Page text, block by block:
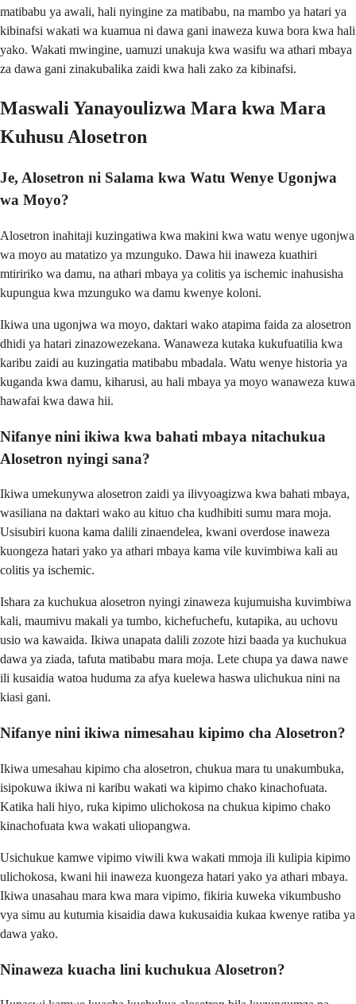
matibabu ya awali, hali nyingine za matibabu, na mambo ya hatari ya
kibinafsi wakati wa kuamua ni dawa gani inaweza kuwa bora kwa hali
yako. Wakati mwingine, uamuzi unakuja kwa wasifu wa athari mbaya
za dawa gani zinakubalika zaidi kwa hali zako za kibinafsi.
Maswali Yanayoulizwa Mara kwa Mara
Kuhusu Alosetron
Je, Alosetron ni Salama kwa Watu Wenye Ugonjwa
wa Moyo?
Alosetron inahitaji kuzingatiwa kwa makini kwa watu wenye ugonjwa
wa moyo au matatizo ya mzunguko. Dawa hii inaweza kuathiri
mtiririko wa damu, na athari mbaya ya colitis ya ischemic inahusisha
kupungua kwa mzunguko wa damu kwenye koloni.
Ikiwa una ugonjwa wa moyo, daktari wako atapima faida za alosetron
dhidi ya hatari zinazowezekana. Wanaweza kutaka kukufuatilia kwa
karibu zaidi au kuzingatia matibabu mbadala. Watu wenye historia ya
kuganda kwa damu, kiharusi, au hali mbaya ya moyo wanaweza kuwa
hawafai kwa dawa hii.
Nifanye nini ikiwa kwa bahati mbaya nitachukua
Alosetron nyingi sana?
Ikiwa umekunywa alosetron zaidi ya ilivyoagizwa kwa bahati mbaya,
wasiliana na daktari wako au kituo cha kudhibiti sumu mara moja.
Usisubiri kuona kama dalili zinaendelea, kwani overdose inaweza
kuongeza hatari yako ya athari mbaya kama vile kuvimbiwa kali au
colitis ya ischemic.
Ishara za kuchukua alosetron nyingi zinaweza kujumuisha kuvimbiwa
kali, maumivu makali ya tumbo, kichefuchefu, kutapika, au uchovu
usio wa kawaida. Ikiwa unapata dalili zozote hizi baada ya kuchukua
dawa ya ziada, tafuta matibabu mara moja. Lete chupa ya dawa nawe
ili kusaidia watoa huduma za afya kuelewa haswa ulichukua nini na
kiasi gani.
Nifanye nini ikiwa nimesahau kipimo cha Alosetron?
Ikiwa umesahau kipimo cha alosetron, chukua mara tu unakumbuka,
isipokuwa ikiwa ni karibu wakati wa kipimo chako kinachofuata.
Katika hali hiyo, ruka kipimo ulichokosa na chukua kipimo chako
kinachofuata kwa wakati uliopangwa.
Usichukue kamwe vipimo viwili kwa wakati mmoja ili kulipia kipimo
ulichokosa, kwani hii inaweza kuongeza hatari yako ya athari mbaya.
Ikiwa unasahau mara kwa mara vipimo, fikiria kuweka vikumbusho
vya simu au kutumia kisaidia dawa kukusaidia kukaa kwenye ratiba ya
dawa yako.
Ninaweza kuacha lini kuchukua Alosetron?